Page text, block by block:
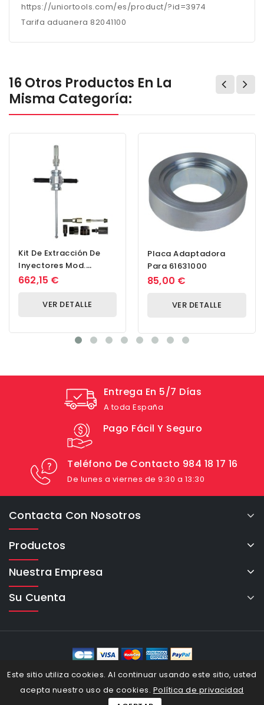
https://uniortools.com/es/product/?id=3974
Tarifa aduanera 82041100
16 Otros Productos En La
Misma Categoría:
Kit De Extracción De
Inyectores Mod.
BOSCH
662,15 €
VER DETALLE
Placa Adaptadora
Para 61631000
85,00 €
VER DETALLE
Entrega En 5/7 Días
A toda España
Pago Fácil Y Seguro
Teléfono De Contacto 984 18 17 16
De lunes a viernes de 9:30 a 13:30
Contacta Con Nosotros
Productos
Nuestra Empresa
Su Cuenta
Este sitio utiliza cookies. Al continuar usando este sitio, usted
acepta nuestro uso de cookies. Política de privacidad
eCommerce Cybertron © 2026